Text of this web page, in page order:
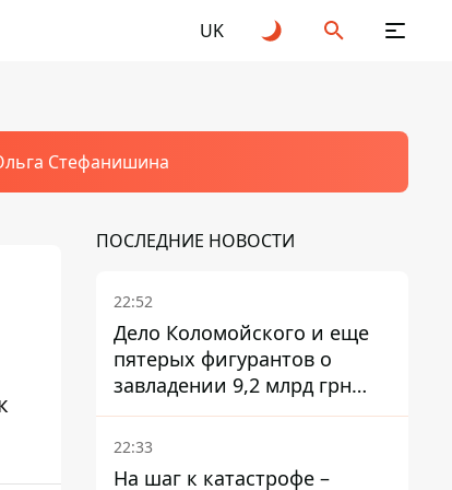
UK
Стефанишина
ПОСЛЕДНИЕ НОВОСТИ
22:52
Дело Коломойского и еще
пятерых фигурантов о
завладении 9,2 млрд грн
ПриватБанка направили в
суд
22:33
На шаг к катастрофе –